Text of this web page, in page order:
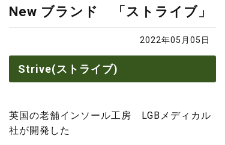
New ブランド 「ストライブ」
2022年05月05日
Strive(ストライブ)
英国の老舗インソール工房 LGBメディカル
社が開発した